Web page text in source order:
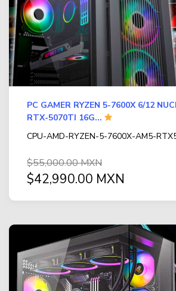
PC GAMER RYZEN 5-7600X 6/12
RTX-5070TI 16G...
CPU-AMD-RYZEN-5-7600X-AM5-
$55,000.00 MXN
$42,990.00 MXN